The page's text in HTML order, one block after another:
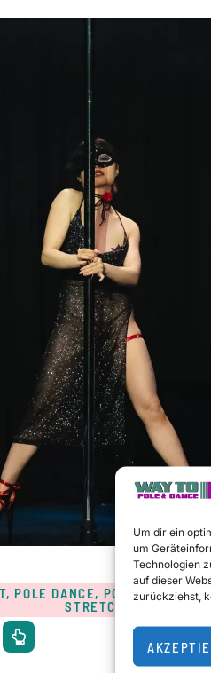
Um dir ein
um
Technologien
auf dieser
zurückziehst,
POLE DANCE, POLE HEELS,
STRETCHING